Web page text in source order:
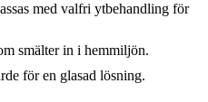
med valfri ytbehandling för
smälter in i hemmiljön.
för en glasad lösning.